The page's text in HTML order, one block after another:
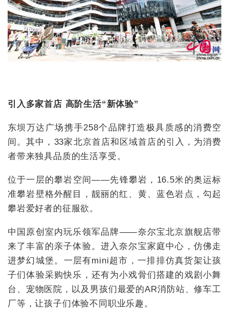
引入多家首店 高阶生活“新体验”
东坝万达广场携手258个品牌打造极具质感的消费空
间。其中，33家北京首店和区域首店的引入，为消费
者带来独具品质的生活享受。
位于一层的攀岩空间——先锋攀岩，16.5米的奥运标
准攀岩壁格外醒目，靓丽的红、黄、蓝色岩点，勾起
攀岩爱好者的征服欲。
中国原创室内玩乐领军品牌——奈尔宝北京旗舰店带
来了丰富的亲子体验。进入奈尔宝家庭中心，仿佛走
进梦幻城堡。一层有mini超市，一排排仿真货架让孩
子们体验采购快乐，还有为小戏骨们搭建的戏剧小舞
台、宠物医院，以及男孩们最爱的AR消防站、修车工
厂等，让孩子们体验不同职业乐趣。